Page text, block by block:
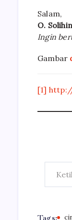
Salam,
O. Solihin
Ingin
Gambar
[1]
Ketikkan email Anda...
Tags: